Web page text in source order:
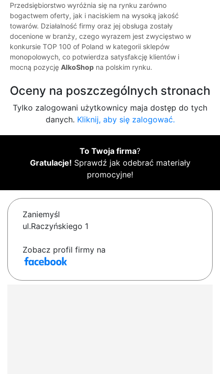
Przedsiębiorstwo wyróżnia się na rynku zarówno
bogactwem oferty, jak i naciskiem na wysoką jakość
towarów. Działalność firmy oraz jej obsługa zostały
docenione w branży, czego wyrazem jest zwycięstwo w
konkursie TOP 100 of Poland w kategorii sklepów
monopolowych, co potwierdza satysfakcję klientów i
mocną pozycję AlkoShop na polskim rynku.
Oceny na poszczególnych stronach
Tylko zalogowani użytkownicy maja dostęp do tych
danych. Kliknij, aby się zalogować.
To Twoja firma?
Gratulacje! Sprawdź jak odebrać materiały
promocyjne!
Zaniemyśl
ul.Raczyńskiego 1
Zobacz profil firmy na